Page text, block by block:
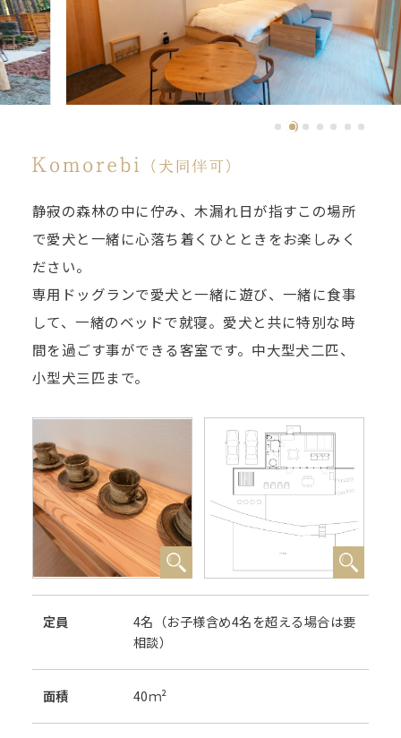
静寂の森林の中に佇み、木漏れ日が指すこの場所
で愛犬と一緒に心落ち着くひとときをお楽しみく
ださい。
専用ドッグランで愛犬と一緒に遊び、一緒に食事
して、一緒のベッドで就寝。愛犬と共に特別な時
間を過ごす事ができる客室です。中大型犬二匹、
小型犬三匹まで。
定員
4名（お子様含め4名を超える場合は要
相談）
⾯積 40ｍ²